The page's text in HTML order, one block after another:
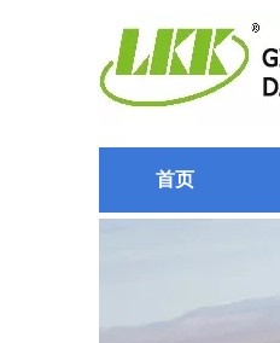
首页